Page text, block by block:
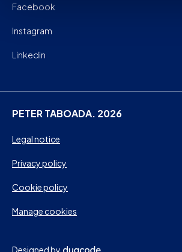
Facebook
Instagram
Linkedin
PETER TABOADA. 2026
Legal notice
Privacy policy
Cookie policy
Manage cookies
Designed by